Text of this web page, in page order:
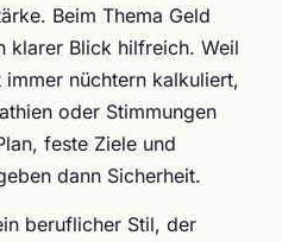
Beim Thema Geld
klarer Blick hilfreich. Weil
nüchtern kalkuliert,
oder Stimmungen
feste Ziele und
dann Sicherheit.
beruflicher Stil, der